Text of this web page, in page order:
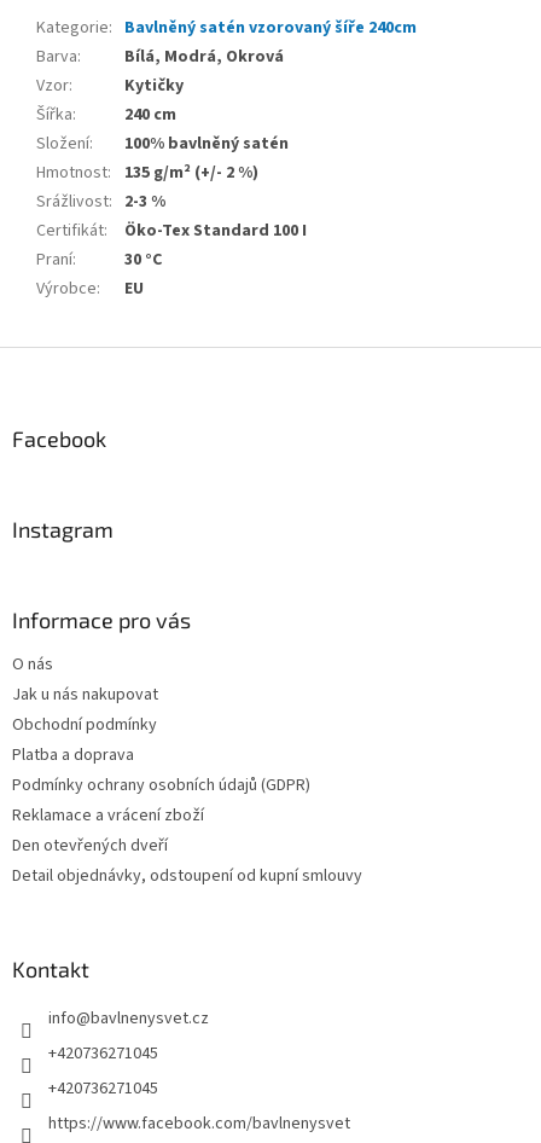
Kategorie: Bavlněný satén vzorovaný šíře 240cm
Barva:
Bílá, Modrá, Okrová
Vzor:
Kytičky
Šířka:
240 cm
Složení:
100% bavlněný satén
Hmotnost:
135 g/m² (+/- 2 %)
Srážlivost: 2-3 %
Certifikát:
Öko-Tex Standard 100 I
Praní:
30 °C
Výrobce: EU
Facebook
Instagram
Informace pro vás
O nás
Jak u nás nakupovat
Obchodní podmínky
Platba a doprava
Podmínky ochrany osobních údajů (GDPR)
Reklamace a vrácení zboží
Den otevřených dveří
Detail objednávky, odstoupení od kupní smlouvy
Kontakt
info@bavlnenysvet.cz
+420736271045
+420736271045
https://www.facebook.com/bavlnenysvet